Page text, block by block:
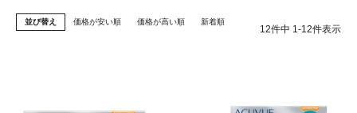
並び替え 価格が安い順 価格が高い順 新着順
12件中 1-12件表示